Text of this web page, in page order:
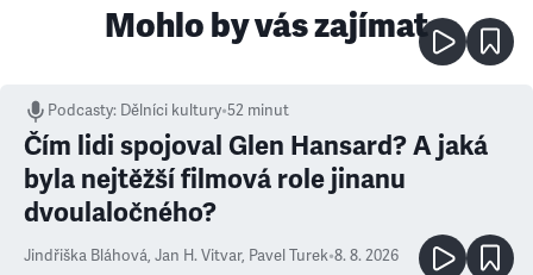
Mohlo by vás zajímat
Podcasty: Dělníci kultury•52 minut
Čím lidi spojoval Glen Hansard? A jaká
byla nejtěžší filmová role jinanu
dvoulaločného?
Jindřiška Bláhová, Jan H. Vitvar, Pavel Turek•8. 8. 2026